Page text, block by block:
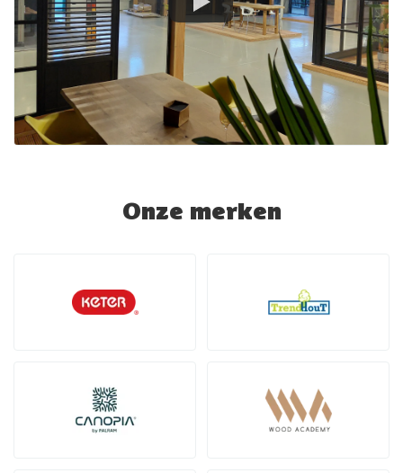
Onze merken